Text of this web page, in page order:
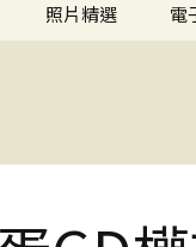
照片精選 電